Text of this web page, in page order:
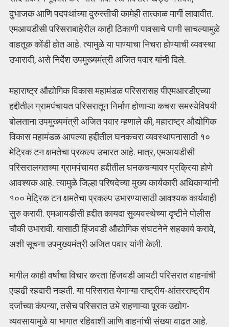
दुभाजक आणि पदपथांच्या दुरुस्तीची कामेही तात्काळ मार्गी लावावीत.
एमआयडीसी परिसराबाहेरील काही ठिकाणी पावसाचे पाणी साचल्यामुळे
वाहतूक कोंडी होत आहे. त्यामुळे या पाण्याचा निचरा होण्याची व्यवस्था
उभारावी, असे निर्देश उपमुख्यमंत्री अजित पवार यांनी दिले.
महाराष्ट्र औद्योगिक विकास महामंडळ परिसरासह पीएमआरडीएच्या
हद्दीतील ग्रामपंचायत परिसरातून निर्माण होणाऱ्या कचरा समस्येविषयी
बोलताना उपमुख्यमंत्री अजित पवार म्हणाले की, महाराष्ट्र औद्योगिक
विकास महामंडळ आपल्या हद्दीतील घनकचरा व्यवस्थापनासाठी १०
मेट्रिक टन क्षमतेचा प्रकल्प उभारत आहे. मात्र, एमआयडीसी
परिसरालगतच्या ग्रामपंचायत हद्दीतील घनकचऱ्यावर प्रक्रिया होणे
आवश्यक आहे. त्यामुळे जिल्हा परिषदेच्या मुख्य कार्यकारी अधिकाऱ्यांनी
१०० मेट्रिक टन क्षमतेचा प्रकल्प उभारण्यासाठी आवश्यक कार्यवाही
सुरु करावी. एमआयडीसी हद्दीत कायदा सुव्यवस्थेच्या दृष्टीने पोलीस
चौकी उभारावी. यासाठी हिंजवडी औद्योगिक संघटनेने सहकार्य करावे,
अशी सूचना उपमुख्यमंत्री अजित पवार यांनी केली.
मागील काही वर्षांचा विचार करता हिंजवडी आयटी परिसरात वाहनांची
एव्हढी रहदारी नव्हती. या परिसरात येणाऱ्या राष्ट्रीय-आंतरराष्ट्रीय
दर्जाच्या कंपन्या, तसेच परिसरात उभे राहणाऱ्या पूरक उद्योग-
व्यवसायामुळे या भागात रहिवाशी आणि वाहनांची संख्या वाढत आहे.